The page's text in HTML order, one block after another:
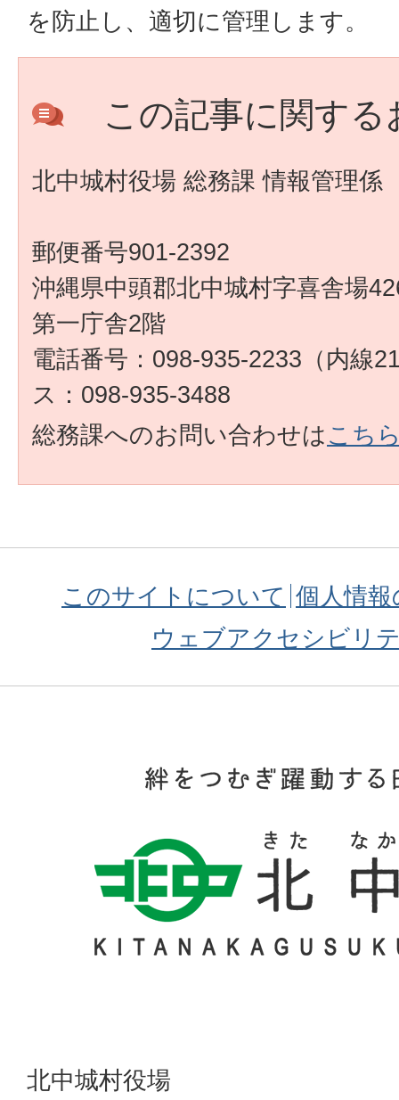
を防止し、適切に管理します。
この記事に関す
北中城村役場 総務課 情報管理係
郵便番号901-2392
沖縄県中頭郡北中城村字喜舎場
第一庁舎2階
電話番号：098-935-2233（内線
ス：098-935-3488
総務課へのお問い合わせはこち
このサイトについて 個人情
ウェブアクセシビリ
北中城村役場